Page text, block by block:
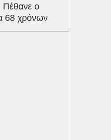
Πέθανε ο
68 χρόνων